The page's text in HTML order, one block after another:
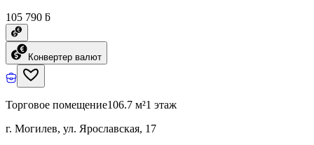
105 790 ƃ
Конвертер валют
Торговое помещение106.7 м²1 этаж
г. Могилев, ул. Ярославская, 17